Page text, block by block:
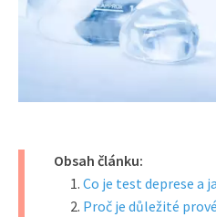
Obsah článku:
Co je test deprese a
Proč je důležité